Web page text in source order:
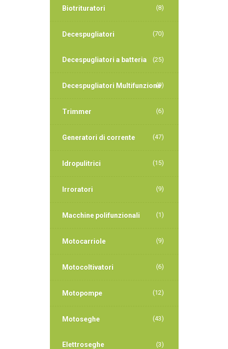
Biotrituratori (8)
Decespugliatori (70)
Decespugliatori a batteria (25)
Decespugliatori Multifunzione
(9)
Trimmer (6)
Generatori di corrente (47)
Idropulitrici (15)
Irroratori (9)
Macchine polifunzionali (1)
Motocarriole (9)
Motocoltivatori (6)
Motopompe (12)
Motoseghe (43)
Elettroseghe (3)